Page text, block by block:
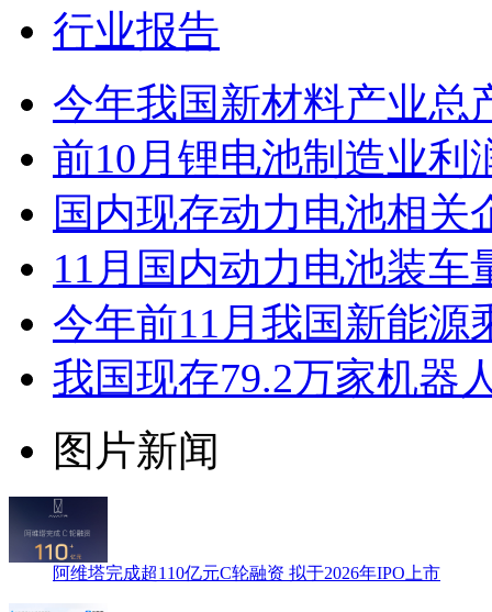
行业报告
今年我国新材料产业总
前10月锂电池制造业利
国内现存动力电池相关
11月国内动力电池装车
今年前11月我国新能源
我国现存79.2万家机器
图片新闻
阿维塔完成超110亿元C轮融资 拟于2026年IPO上市